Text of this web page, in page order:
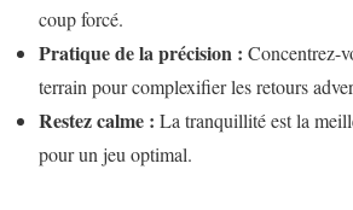
coup forcé.
Pratique de la précision : Concentrez-
terrain pour complexifier les retours
Restez calme : La tranquillité est la
pour un jeu optimal.